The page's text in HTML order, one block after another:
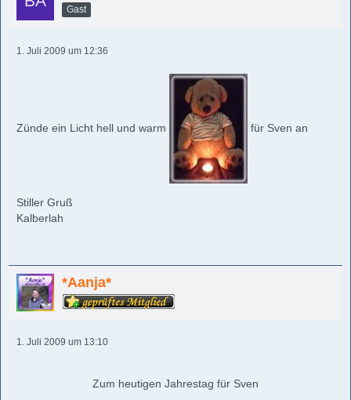
Gast
1. Juli 2009 um 12:36
Zünde ein Licht hell und warm für Sven an
Stiller Gruß
Kalberlah
*Aanja*
1. Juli 2009 um 13:10
Zum heutigen Jahrestag für Sven